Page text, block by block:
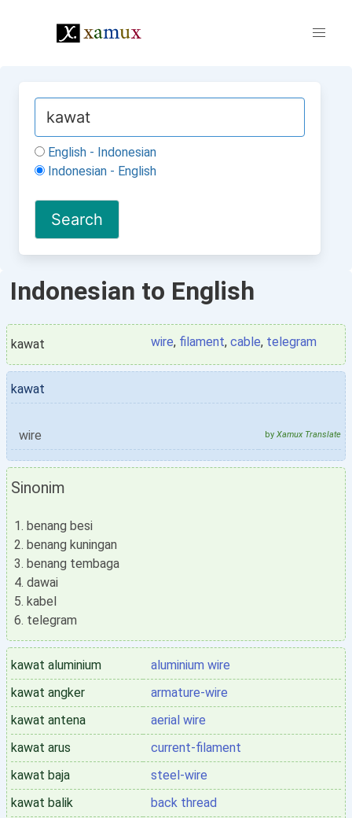
English - Indonesian
Indonesian - English
Indonesian to English
kawat wire, filament, cable, telegram
kawat
wire by Xamux Translate
Sinonim
benang besi
benang kuningan
benang tembaga
dawai
kabel
telegram
kawat aluminium
aluminium wire
kawat angker
armature-wire
kawat antena
aerial wire
kawat arus
current-filament
kawat baja
steel-wire
kawat balik
back thread